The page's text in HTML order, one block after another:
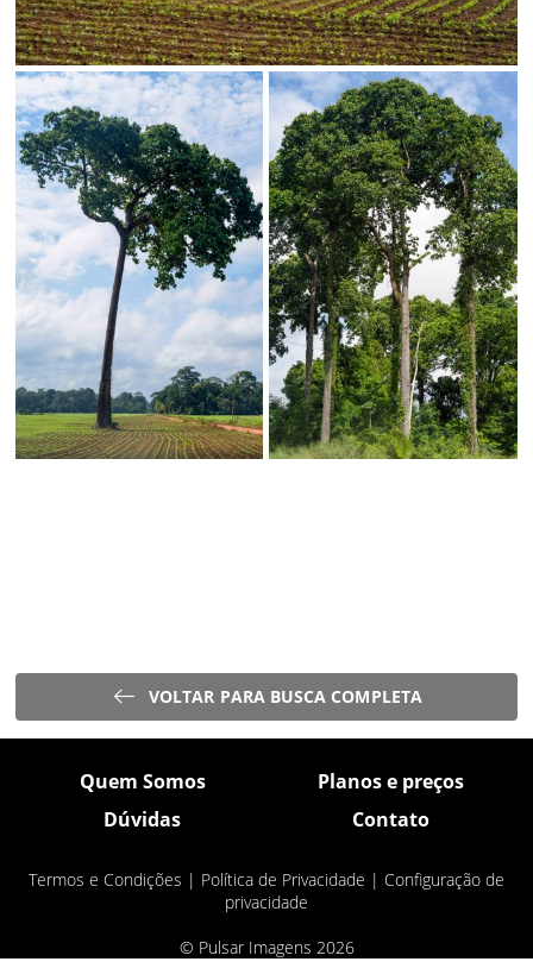
VOLTAR PARA BUSCA COMPLETA
Quem Somos
Planos e preços
Dúvidas
Contato
Termos e Condições | Política de Privacidade | Configuração de
privacidade
© Pulsar Imagens 2026